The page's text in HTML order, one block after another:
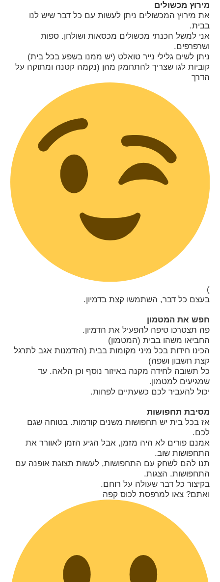
מירוץ מכשולים
את מירוץ המכשולים ניתן לעשות עם כל דבר שיש לנו
בבית.
אני למשל הכנתי מכשולים מכסאות ושולחן. ספות
ושרפרפים.
ניתן לשים גלילי נייר טואלט (יש ממנו בשפע בכל בית)
קוביות לגו שצריך להתחמק מהן (נקמה קטנה ומתוקה על
הדרך
)
בעצם כל דבר, השתמשו קצת בדמיון.
חפש את המטמון
פה תצטרכו טיפה להפעיל את הדמיון.
החביאו משהו בבית (המטמון)
הכינו חידות בכל מיני מקומות בבית (הזדמנות אגב לתרגל
קצת חשבון ושפה)
כל תשובה לחידה מקנה באיזור נוסף וכן הלאה. עד
שמגיעים למטמון.
יכול להעביר לכם כשעתיים לפחות.
מסיבת תחפושות
אז בכל בית יש תחפושות משנים קודמות. בטוחה שגם
לכם.
אמנם פורים לא היה מזמן, אבל הגיע הזמן לאוורר את
התחפושות שוב.
תנו להם לשחק עם התחפושות, לעשות תצוגת אופנה עם
התחפושות. הצגות.
בקיצור כל דבר שעולה על רוחם.
ואתם? צאו למרפסת לכוס קפה